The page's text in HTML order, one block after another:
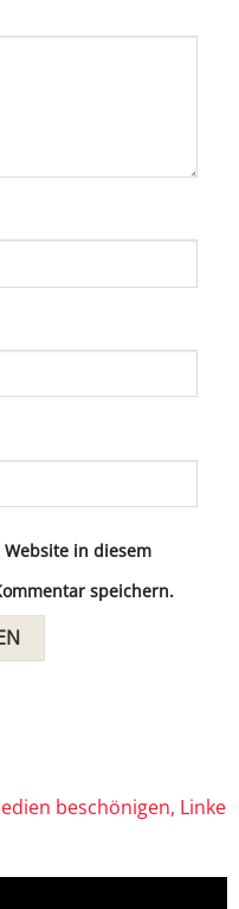
in diesem
speichern.
beschönigen, Linke